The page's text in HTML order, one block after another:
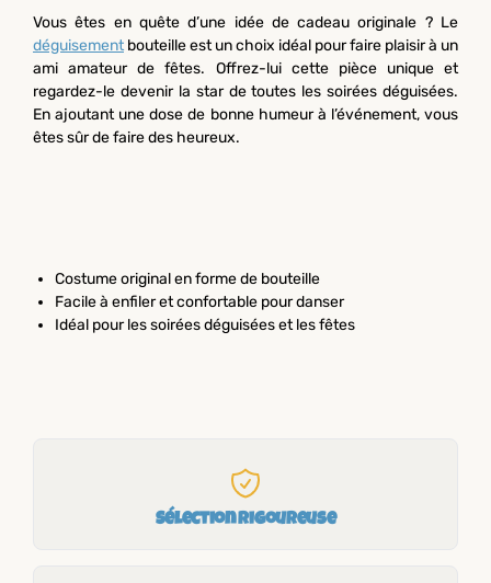
Vous êtes en quête d’une idée de cadeau originale ? Le
déguisementbouteille est un choix idéal pour faire plaisir à un
ami amateur de fêtes. Offrez-lui cette pièce unique et
regardez-le devenir la star de toutes les soirées déguisées.
En ajoutant une dose de bonne humeur à l’événement, vous
êtes sûr de faire des heureux.
Costume original en forme de bouteille
Facile à enfiler et confortable pour danser
Idéal pour les soirées déguisées et les fêtes
Sélection rigoureuse